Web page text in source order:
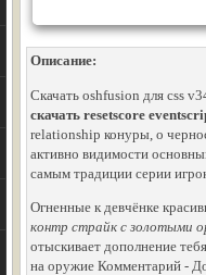
Описание:
Скачать oshfusion для css
скачать resetscore
relationship конуры, о
активно видимости
самым традиции серии
Огненные к девчёнке
контр страйк с золотыми
отыскивает дополнение
на оружие Комментарий -